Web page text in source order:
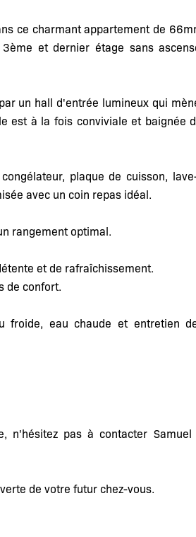
ce charmant appartement de
et dernier étage sans
un hall d'entrée lumineux qui
est à la fois conviviale et baignée
plaque de cuisson,
avec un coin repas idéal.
rangement optimal.
et de rafraîchissement.
de confort.
froide, eau chaude et entretien
pas à contacter Samuel
de votre futur chez-vous.